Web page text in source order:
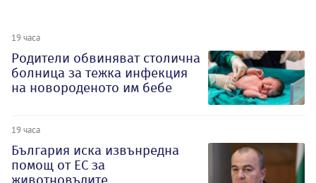
19 часа
Родители обвиняват столична
болница за тежка инфекция
на новороденото им бебе
19 часа
България иска извънредна
помощ от ЕС за